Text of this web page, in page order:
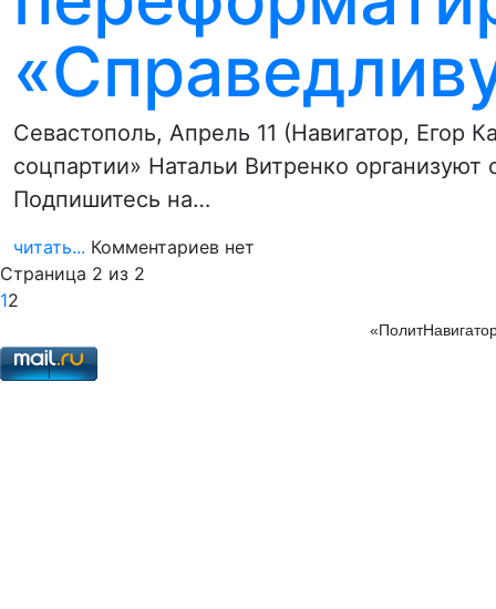
Севастополь, Апрель 11 (Навигатор, Егор
соцпартии» Натальи Витренко
Подпишитесь на…
читать... Комментариев нет
Страница 2 из 2
12